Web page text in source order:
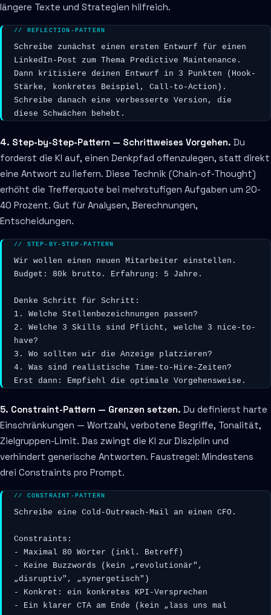
längere Texte und Strategien hilfreich.
// REFLECTION-PATTERN
Schreibe zunächst einen ersten Entwurf für einen
LinkedIn-Post zum Thema Predictive Maintenance.
Dann kritisiere deinen Entwurf in 3 Punkten (Hook-
Stärke, konkretes Beispiel, Call-to-Action).
Schreibe danach eine verbesserte Version, die
diese Schwächen behebt.
4. Step-by-Step-Pattern — Schrittweises Vorgehen. Du
forderst die KI auf, einen Denkpfad offenzulegen, statt direkt
eine Antwort zu liefern. Diese Technik (Chain-of-Thought)
erhöht die Trefferquote bei mehrstufigen Aufgaben um 20-
40 Prozent. Gut für Analysen, Berechnungen,
Entscheidungen.
// STEP-BY-STEP-PATTERN
Wir wollen einen neuen Mitarbeiter einstellen.
Budget: 80k brutto. Erfahrung: 5 Jahre.
Denke Schritt für Schritt:
1. Welche Stellenbezeichnungen passen?
2. Welche 3 Skills sind Pflicht, welche 3 nice-to-
have?
3. Wo sollten wir die Anzeige platzieren?
4. Was sind realistische Time-to-Hire-Zeiten?
Erst dann: Empfiehl die optimale Vorgehensweise.
5. Constraint-Pattern — Grenzen setzen. Du definierst harte
Einschränkungen — Wortzahl, verbotene Begriffe, Tonalität,
Zielgruppen-Limit. Das zwingt die KI zur Disziplin und
verhindert generische Antworten. Faustregel: Mindestens
drei Constraints pro Prompt.
// CONSTRAINT-PATTERN
Schreibe eine Cold-Outreach-Mail an einen CFO.
Constraints:
- Maximal 80 Wörter (inkl. Betreff)
- Keine Buzzwords (kein „revolutionär",
„disruptiv", „synergetisch")
- Konkret: ein konkretes KPI-Versprechen
- Ein klarer CTA am Ende (kein „lass uns mal